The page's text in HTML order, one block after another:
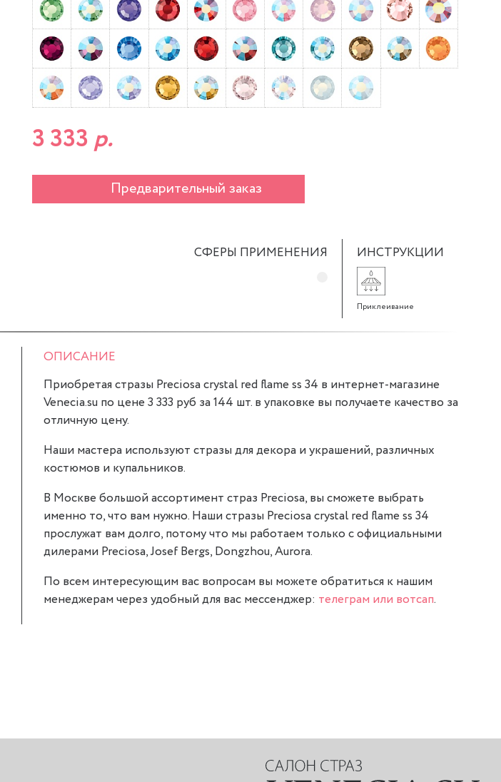
3 333 р.
Предварительный заказ
СФЕРЫ ПРИМЕНЕНИЯ ИНСТРУКЦИИ
Приклеивание
ОПИСАНИЕ
Приобретая стразы Preciosa crystal red flame ss 34 в интернет-магазине
Venecia.su по цене 3 333 руб за 144 шт. в упаковке вы получаете качество за
отличную цену.
Наши мастера используют стразы для декора и украшений, различных
костюмов и купальников.
В Москве большой ассортимент страз Preciosa, вы сможете выбрать
именно то, что вам нужно. Наши стразы Preciosa crystal red flame ss 34
прослужат вам долго, потому что мы работаем только с официальными
дилерами Preciosa, Josef Bergs, Dongzhou, Aurora.
По всем интересующим вас вопросам вы можете обратиться к нашим
менеджерам через удобный для вас мессенджер: телеграм или вотсап.